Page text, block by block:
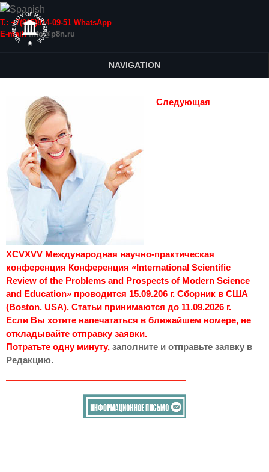
Т.: +7(915)814-09-51 WhatsApp
E-mail:info@p8n.ru
NAVIGATION
Следующая
XCVXVV Международная научно-практическая
конференция Конференция «International Scientific
Review of the Problems and Prospects of Modern Science
and Education» проводится 15.09.206 г. Сборник в США
(Boston. USA). Статьи принимаются до 11.09.2026 г.
Если Вы хотите напечататься в ближайшем номере, не
откладывайте отправку заявки.
Потратьте одну минуту, заполните и отправьте заявку в
Редакцию.